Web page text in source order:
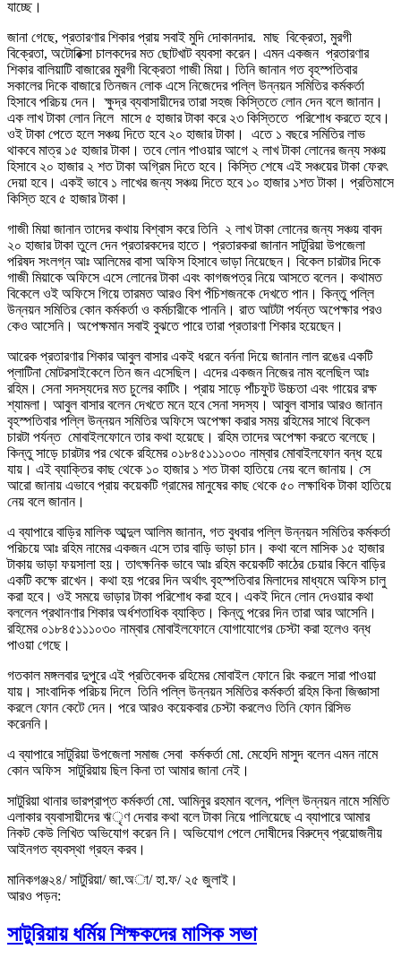
যাচ্ছে।
জানা গেছে, প্রতারণার শিকার প্রায় সবাই মুদি দোকানদার. মাছ বিক্রেতা, মুরগী
বিক্রেতা, অটোরিক্সা চালকদের মত ছোটখাট ব্যবসা করেন। এমন একজন প্রতারণার
শিকার বালিয়াটি বাজারের মুরগী বিক্রেতা গাজী মিয়া। তিনি জানান গত বৃহস্পতিবার
সকালের দিকে বাজারে তিনজন লোক এসে নিজেদের পল্লি উন্নয়ন সমিতির কর্মকর্তা
হিসাবে পরিচয় দেন। ক্ষুদ্র ব্যবাসায়ীদের তারা সহজ কিস্তিতে লোন দেন বলে জানান।
এক লাখ টাকা লোন নিলে মাসে ৫ হাজার টাকা করে ২৩ কিস্তিতে পরিশোধ করতে হবে।
ওই টাকা পেতে হলে সঞ্চয় দিতে হবে ২০ হাজার টাকা। এতে ১ বছরে সমিতির লাভ
থাকবে মাত্র ১৫ হাজার টাকা। তবে লোন পাওয়ার আগে ২ লাখ টাকা লোনের জন্য সঞ্চয়
হিসাবে ২০ হাজার ২ শত টাকা অগ্রিম দিতে হবে। কিস্তি শেষে এই সঞ্চয়ের টাকা ফেরৎ
দেয়া হবে। একই ভাবে ১ লাখের জন্য সঞ্চয় দিতে হবে ১০ হাজার ১শত টাকা। প্রতিমাসে
কিস্তি হবে ৫ হাজার টাকা।
গাজী মিয়া জানান তাদের কথায় বিশ্বাস করে তিনি ২ লাখ টাকা লোনের জন্য সঞ্চয় বাবদ
২০ হাজার টাকা তুলে দেন প্রতারকদের হাতে। প্রতারকরা জানান সাটুরিয়া উপজেলা
পরিষদ সংলগ্ন আঃ আলিমের বাসা অফিস হিসাবে ভাড়া নিয়েছেন। বিকেল চারটার দিকে
গাজী মিয়াকে অফিসে এসে লোনের টাকা এবং কাগজপত্র নিয়ে আসতে বলেন। কথামত
বিকেলে ওই অফিসে গিয়ে তারমত আরও বিশ পঁচিশজনকে দেখতে পান। কিন্তু পল্লি
উন্নয়ন সমিতির কোন কর্মকর্তা ও কর্মচারীকে পাননি। রাত আটটা পর্যন্ত অপেক্ষার পরও
কেও আসেনি। অপেক্ষমান সবাই বুঝতে পারে তারা প্রতারণা শিকার হয়েছেন।
আরেক প্রতারণার শিকার আবুল বাসার একই ধরনে বর্ননা দিয়ে জানান লাল রঙের একটি
প্লাটিনা মোটরসাইকেলে তিন জন এসেছিল। এদের একজন নিজের নাম বলেছিল আঃ
রহিম। সেনা সদস্যদের মত চুলের কাটিং। প্রায় সাড়ে পাঁচফুট উচ্চতা এবং গায়ের রক্ষ
শ্যামলা। আবুল বাসার বলেন দেখতে মনে হবে সেনা সদস্য। আবুল বাসার আরও জানান
বৃহস্পতিবার পল্লি উন্নয়ন সমিতির অফিসে অপেক্ষা করার সময় রহিমের সাথে বিকেল
চারটা পর্যন্ত মোবাইলফোনে তার কথা হয়েছে। রহিম তাদের অপেক্ষা করতে বলেছে।
কিন্তু সাড়ে চারটার পর থেকে রহিমের ০১৮৪৫১১১০৩০ নাম্বার মোবাইলফোন বন্ধ হয়ে
যায়। এই ব্যাক্তির কাছ থেকে ১০ হাজার ১ শত টাকা হাতিয়ে নেয় বলে জানায়। সে
আরো জানায় এভাবে প্রায় কয়েকটি গ্রামের মানুষের কাছ থেকে ৫০ লক্ষাধিক টাকা হাতিয়ে
নেয় বলে জানান।
এ ব্যাপারে বাড়ির মালিক আব্দুল আলিম জানান, গত বুধবার পল্লি উন্নয়ন সমিতির কর্মকর্তা
পরিচয়ে আঃ রহিম নামের একজন এসে তার বাড়ি ভাড়া চান। কথা বলে মাসিক ১৫ হাজার
টাকায় ভাড়া ফয়সালা হয়। তাৎক্ষনিক ভাবে আঃ রহিম কয়েকটি কাঠের চেয়ার কিনে বাড়ির
একটি কক্ষে রাখেন। কথা হয় পরের দিন অর্থাৎ বৃহস্পতিবার মিলাদের মাধ্যমে অফিস চালু
করা হবে। ওই সময়ে ভাড়ার টাকা পরিশোধ করা হবে। একই দিনে লোন দেওয়ার কথা
বললেন প্রথানণার শিকার অর্ধশতাধিক ব্যাক্তি। কিন্তু পরের দিন তারা আর আসেনি।
রহিমের ০১৮৪৫১১১০৩০ নাম্বার মোবাইলফোনে যোগাযোগের চেস্টা করা হলেও বন্ধ
পাওয়া গেছে।
গতকাল মঙ্গলবার দুপুরে এই প্রতিবেদক রহিমের মোবাইল ফোনে রিং করলে সারা পাওয়া
যায়। সাংবাদিক পরিচয় দিলে তিনি পল্লি উন্নয়ন সমিতির কর্মকর্তা রহিম কিনা জিজ্ঞাসা
করলে ফোন কেটে দেন। পরে আরও কয়েকবার চেস্টা করলেও তিনি ফোন রিসিভ
করেননি।
এ ব্যাপারে সাটুরিয়া উপজেলা সমাজ সেবা কর্মকর্তা মো. মেহেদি মাসুদ বলেন এমন নামে
কোন অফিস সাটুরিয়ায় ছিল কিনা তা আমার জানা নেই।
সাটুরিয়া থানার ভারপ্রাপ্ত কর্মকর্তা মো. আমিনুর রহমান বলেন, পল্লি উন্নয়ন নামে সমিতি
এলাকার ব্যবাসায়ীদের ঋৃণ দেবার কথা বলে টাকা নিয়ে পালিয়েছে এ ব্যাপারে আমার
নিকট কেউ লিখিত অভিযোগ করেন নি। অভিযোগ পেলে দোষীদের বিরুদ্বে প্রয়োজনীয়
আইনগত ব্যবস্থা গ্রহন করব।
মানিকগঞ্জ২৪/ সাটুরিয়া/ জা.অা/ হা.ফ/ ২৫ জুলাই।
আরও পড়ন:
সাটুরিয়ায় ধর্মিয় শিক্ষকদের মাসিক সভা